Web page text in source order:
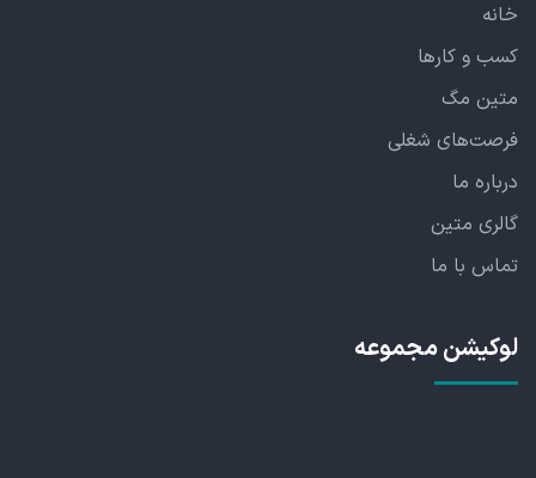
خانه
کسب و کارها
متین مگ
فرصت‌های شغلی
درباره ما
گالری متین
تماس با ما
لوکیشن مجموعه